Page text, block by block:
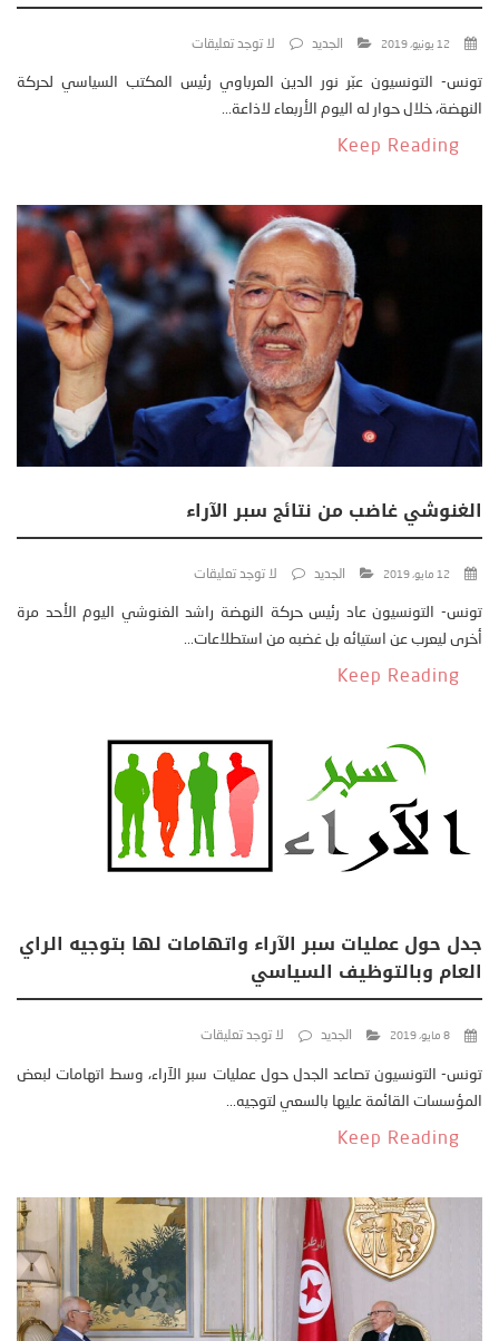
12 يونيو، 2019 الجديد لا توجد تعليقات
تونس- التونسيون عبّر نور الدين العرباوي رئيس المكتب السياسي لحركة
النهضة، خلال حوار له اليوم الأربعاء لاذاعة...
Keep Reading
الغنوشي غاضب من نتائج سبر الآراء
12 مايو، 2019 الجديد لا توجد تعليقات
تونس- التونسيون عاد رئيس حركة النهضة راشد الغنوشي اليوم الأحد مرة
أخرى ليعرب عن استيائه بل غضبه من استطلاعات...
Keep Reading
جدل حول عمليات سبر الآراء واتهامات لها بتوجيه الراي
العام وبالتوظيف السياسي
8 مايو، 2019 الجديد لا توجد تعليقات
تونس- التونسيون تصاعد الجدل حول عمليات سبر الآراء، وسط اتهامات لبعض
المؤسسات القائمة عليها بالسعي لتوجيه...
Keep Reading